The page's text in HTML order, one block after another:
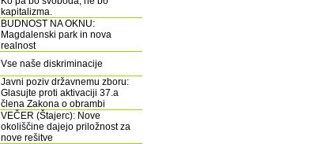
kapitalizma.
BUDNOST NA OKNU:
Magdalenski park in nova
realnost
Vse naše diskriminacije
Javni poziv državnemu zboru:
Glasujte proti aktivaciji 37.a
člena Zakona o obrambi
VEČER (Štajerc): Nove
okoliščine dajejo priložnost za
nove rešitve